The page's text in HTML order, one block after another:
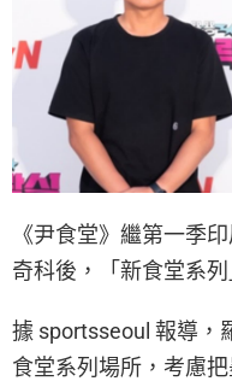
《尹食堂》繼第一季
奇科後，「新食堂系
據 sportsseoul 報導，
食堂系列場所，考慮